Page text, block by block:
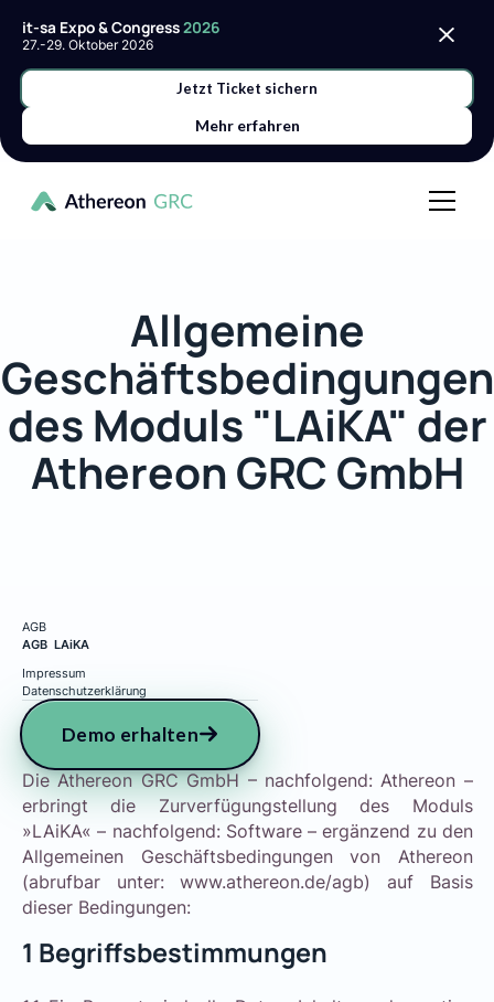
it-sa Expo & Congress2026
27.-29. Oktober 2026
Jetzt Ticket sichern
Mehr erfahren
Allgemeine
Geschäftsbedingungen
des Moduls "LAiKA" der
Athereon GRC GmbH
AGB
AGB LAiKA
Impressum
Datenschutzerklärung
Demo erhalten
Die Athereon GRC GmbH – nachfolgend: Athereon –
erbringt die Zurverfügungstellung des Moduls
»LAiKA« – nachfolgend: Software – ergänzend zu den
Allgemeinen Geschäftsbedingungen von Athereon
(abrufbar unter: www.athereon.de/agb) auf Basis
dieser Bedingungen:
1 Begriffsbestimmungen